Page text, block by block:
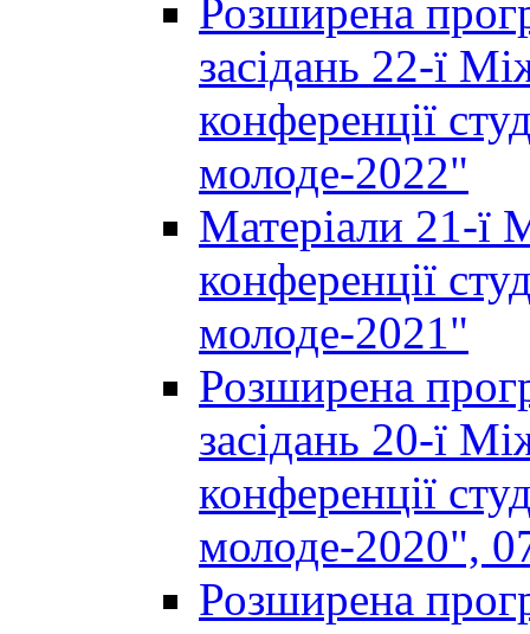
Розширена
засідань 22-ї
конференції
молоде-2022"
Матеріали 21-ї
конференції
молоде-2021"
Розширена
засідань 20-ї
конференції
молоде-2020",
Розширена